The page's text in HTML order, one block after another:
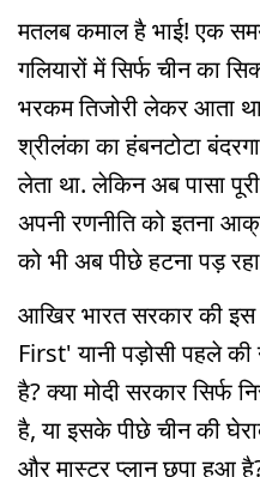
मतलब कमाल है भाई! एक
गलियारों में सिर्फ चीन का
भरकम तिजोरी लेकर आता
श्रीलंका का हंबनटोटा
लेता था. लेकिन अब पासा
अपनी रणनीति को इतना
को भी अब पीछे हटना पड़
आखिर भारत सरकार की
First' यानी पड़ोसी पहले की
है? क्या मोदी सरकार सिर्फ
है, या इसके पीछे चीन की
और मास्टर प्लान छुपा हुआ